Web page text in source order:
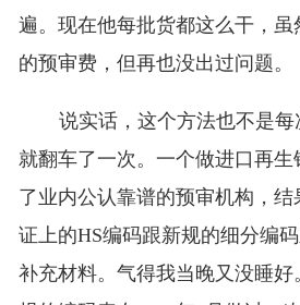
遍。现在他每批货都这么干，
的预审费，但再也没出过问题。
说实话，这个方法也不是
就翻车了一次。一个做进口再
了业内公认靠谱的预审机构，
证上的HS编码跟新规的细分编
补充材料。气得我当晚又没睡